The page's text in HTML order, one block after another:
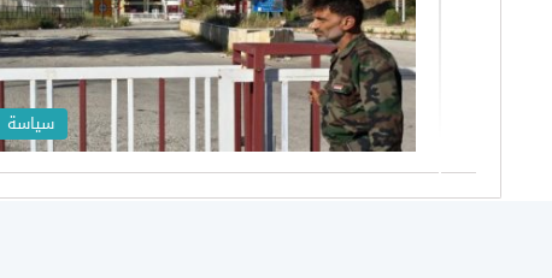
سياسة